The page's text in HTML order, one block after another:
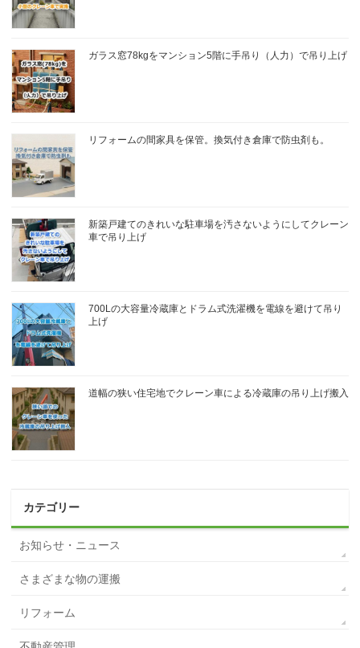
ガラス窓78kgをマンション5階に手吊り（人力）で吊り上げ
リフォームの間家具を保管。換気付き倉庫で防虫剤も。
新築戸建てのきれいな駐車場を汚さないようにしてクレーン
車で吊り上げ
700Lの大容量冷蔵庫とドラム式洗濯機を電線を避けて吊り
上げ
道幅の狭い住宅地でクレーン車による冷蔵庫の吊り上げ搬入
カテゴリー
お知らせ・ニュース
さまざまな物の運搬
リフォーム